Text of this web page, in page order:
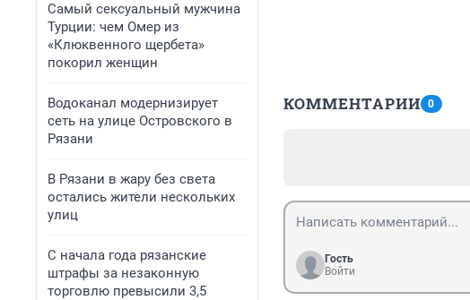
Самый сексуальный мужчина
Турции: чем Омер из
«Клюквенного щербета»
покорил женщин
Водоканал модернизирует
сеть на улице Островского в
Рязани
В Рязани в жару без света
остались жители нескольких
улиц
С начала года рязанские
штрафы за незаконную
торговлю превысили 3,5
КОММЕНТАРИИ 0
Гость
Войти